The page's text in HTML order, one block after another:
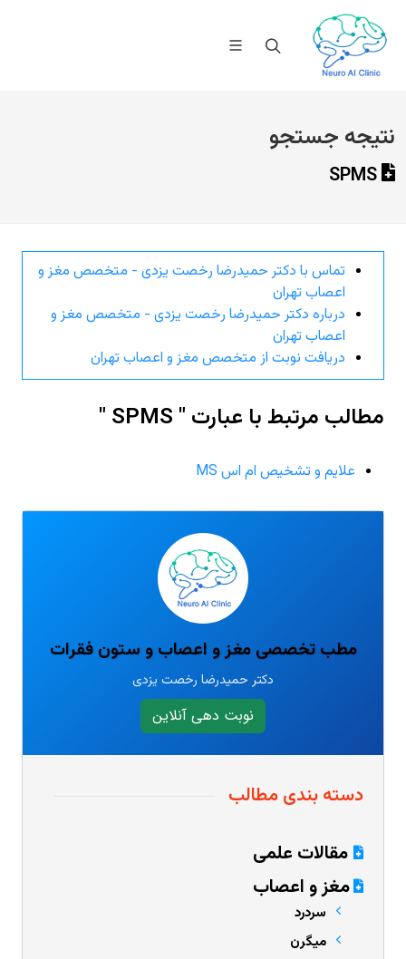
نتیجه جستجو
تماس با دکتر حمیدرضا رخصت یزدی - متخصص مغز و
اعصاب تهران
درباره دکتر حمیدرضا رخصت یزدی - متخصص مغز و
اعصاب تهران
دریافت نوبت از متخصص مغز و اعصاب تهران
مطالب مرتبط با عبارت " SPMS "
علایم و تشخیص ام اس MS
مطب تخصصی مغز و اعصاب و ستون فقرات
دکتر حمیدرضا رخصت یزدی
نوبت دهی آنلاین
دسته بندی مطالب
مقالات علمی
مغز و اعصاب
سردرد
میگرن